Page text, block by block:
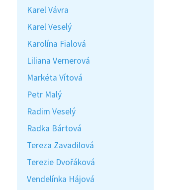
Karel Vávra
Karel Veselý
Karolína Fialová
Liliana Vernerová
Markéta Vítová
Petr Malý
Radim Veselý
Radka Bártová
Tereza Zavadilová
Terezie Dvořáková
Vendelínka Hájová